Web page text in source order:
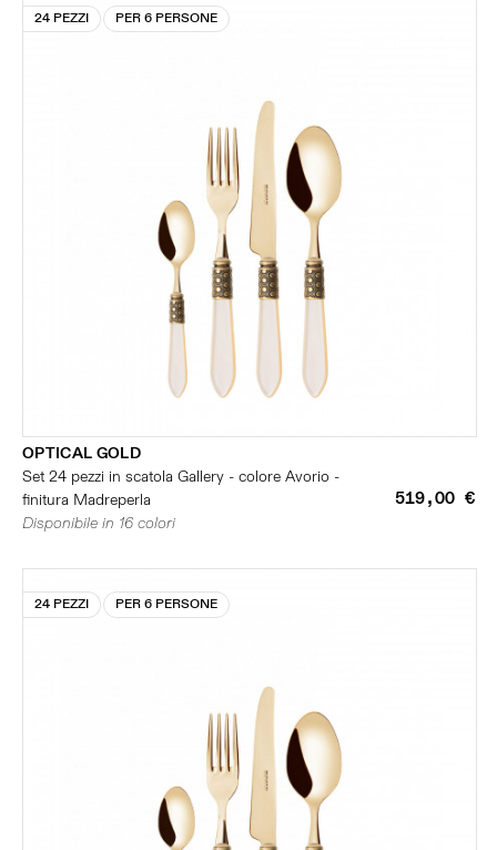
24 PEZZI PER 6 PERSONE
OPTICAL GOLD
Set 24 pezzi in scatola Gallery - colore Avorio -
finitura Madreperla
519,00 €
Disponibile in 16 colori
24 PEZZI PER 6 PERSONE